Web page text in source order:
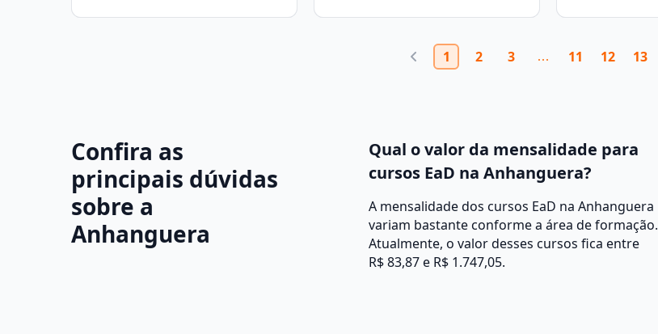
1 2 3 11 12 13
Confira as
principais dúvidas
sobre a
Anhanguera
Qual o valor da mensalidade para
cursos EaD na Anhanguera?
A mensalidade dos cursos EaD na Anhanguera
variam bastante conforme a área de formação.
Atualmente, o valor desses cursos fica entre
R$ 83,87 e R$ 1.747,05.